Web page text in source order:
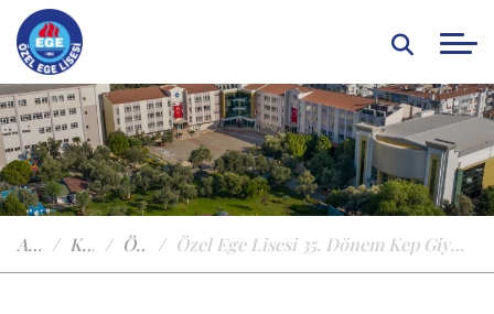
Anasayfa Kampüste Yaşam Özel Egeden Haberler Özel Ege Lisesi 35. Dönem Kep Giyme ve Diploma Töreni